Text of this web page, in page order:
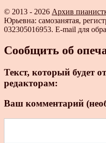
© 2013 - 2026 Архив
Юрьевна: самозанятая,
032305016953. E-mail для
Сообщить об
Текст, который будет
редакторам:
Ваш комментарий